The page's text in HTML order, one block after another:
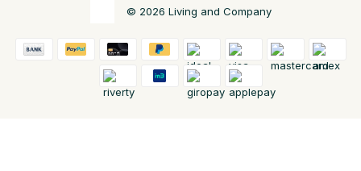
© 2026 Living and Company